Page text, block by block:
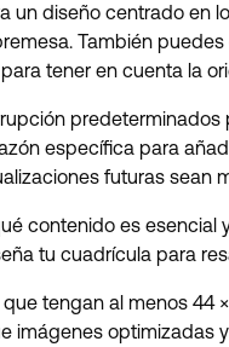
un diseño centrado en
También
tener en cuenta la
específica para
futuras sean
contenido es esencial
tu cuadrícula para
tengan al menos
imágenes optimizadas